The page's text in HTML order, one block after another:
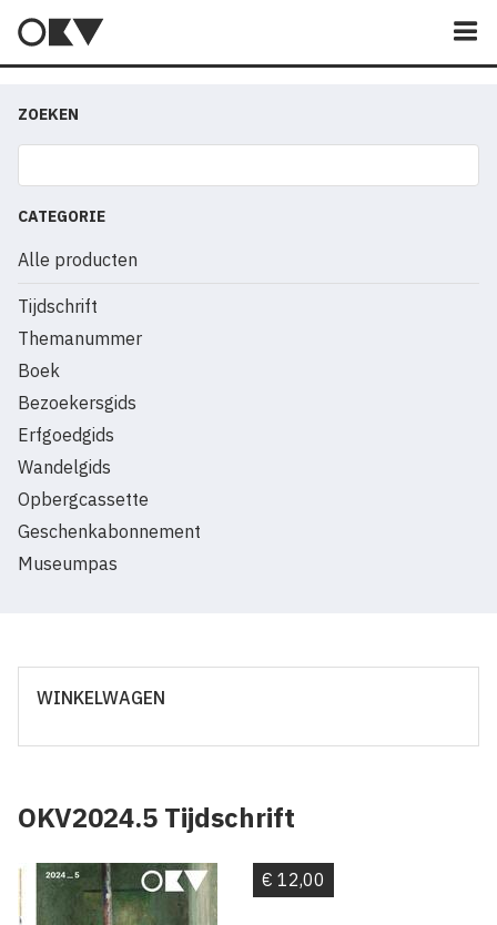
OKV2024.5 Tijdschrift
€ 12,00
ZOEKEN
CATEGORIE
Alle producten
Tijdschrift
Themanummer
Boek
Bezoekersgids
Erfgoedgids
Wandelgids
Opbergcassette
Geschenkabonnement
Museumpas
WINKELWAGEN